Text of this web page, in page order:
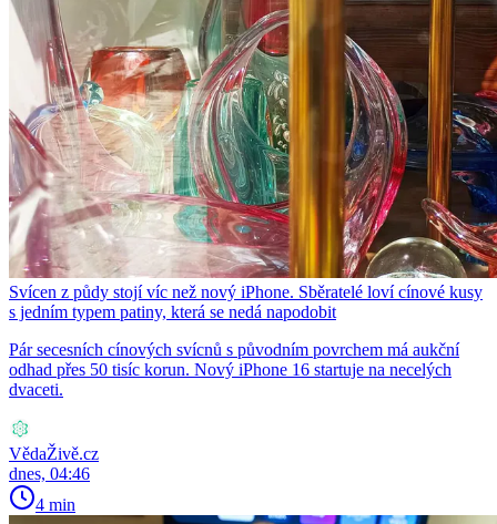
Svícen z půdy stojí víc než nový iPhone. Sběratelé loví cínové kusy
s jedním typem patiny, která se nedá napodobit
Pár secesních cínových svícnů s původním povrchem má aukční
odhad přes 50 tisíc korun. Nový iPhone 16 startuje na necelých
dvaceti.
VědaŽivě.cz
dnes, 04:46
4 min